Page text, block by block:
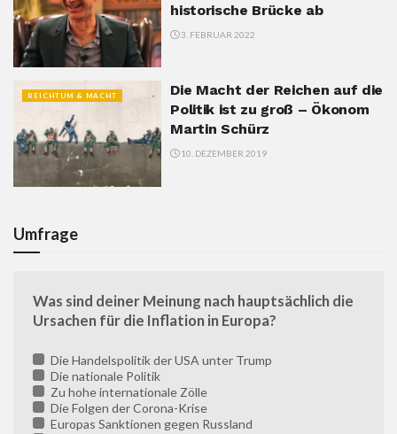
historische Brücke ab
3. FEBRUAR 2022
REICHTUM & MACHT
Die Macht der Reichen auf die
Politik ist zu groß – Ökonom
Martin Schürz
10. DEZEMBER 2019
Umfrage
Was sind deiner Meinung nach hauptsächlich die
Ursachen für die Inflation in Europa?
Die Handelspolitik der USA unter Trump
Die nationale Politik
Zu hohe internationale Zölle
Die Folgen der Corona-Krise
Europas Sanktionen gegen Russland